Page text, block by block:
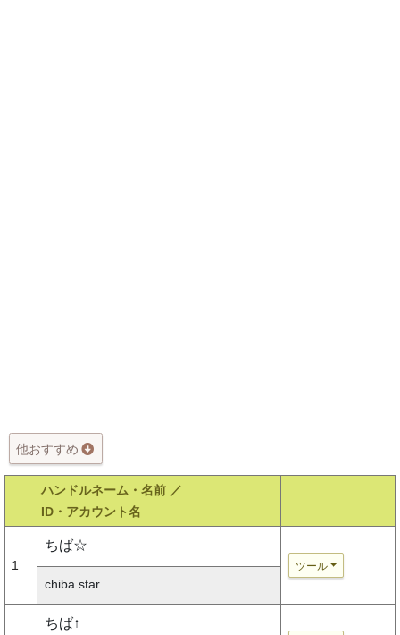
他おすすめ
ハンドルネーム・名前 ／
ID・アカウント名
1
ちば☆
ツール
chiba.star
ちば↑